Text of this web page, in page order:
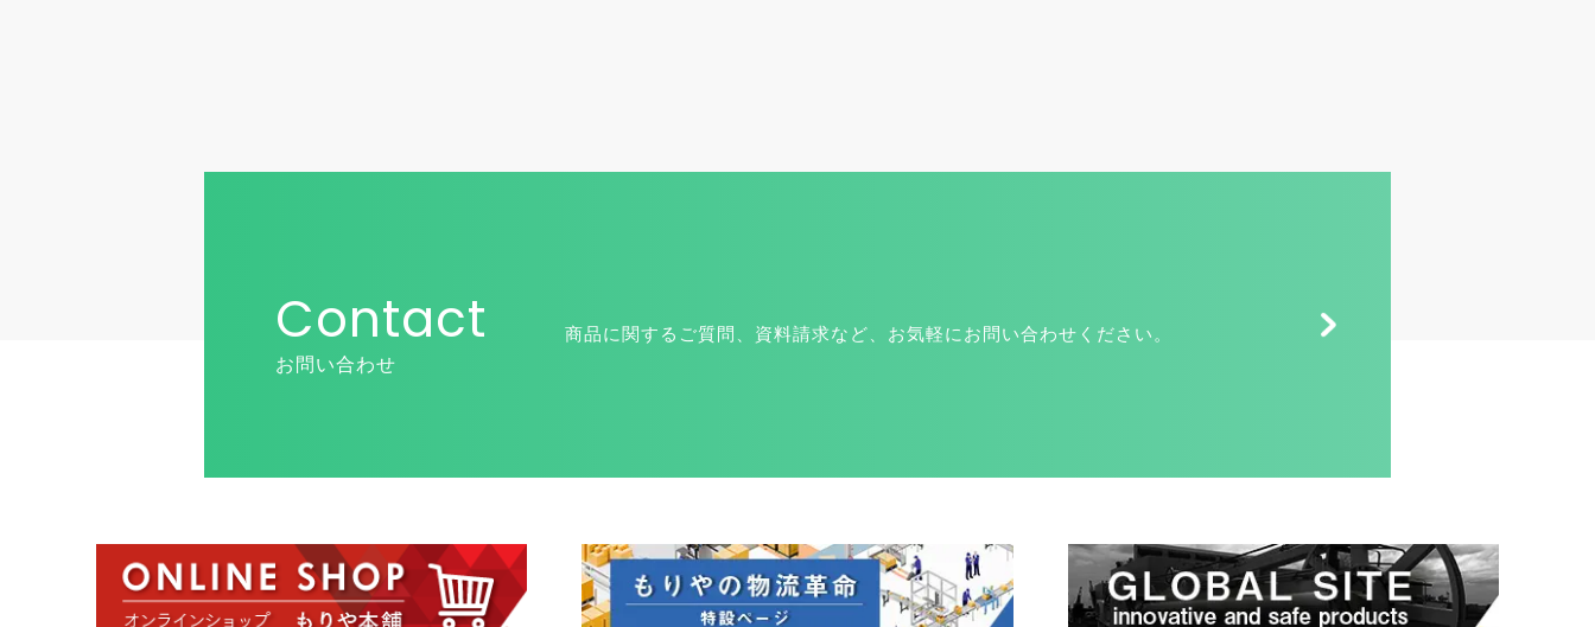
Contact
お問い合わせ
商品に関するご質問、資料請求など、お気軽にお問い合わせください。